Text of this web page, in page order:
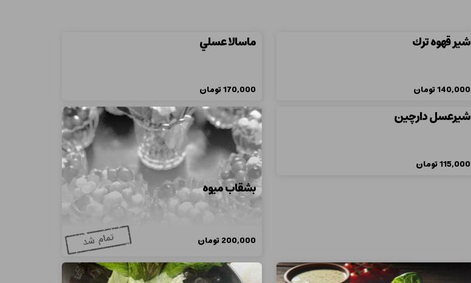
شير قهوه ترك
140,000تومان
ماسالا عسلي
170,000تومان
شيرعسل دارچين
115,000تومان
بشقاب میوه
200,000تومان